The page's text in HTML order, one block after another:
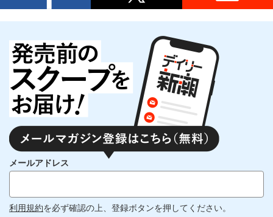
メールアドレス
利用規約を必ず確認の上、登録ボタンを押してください。